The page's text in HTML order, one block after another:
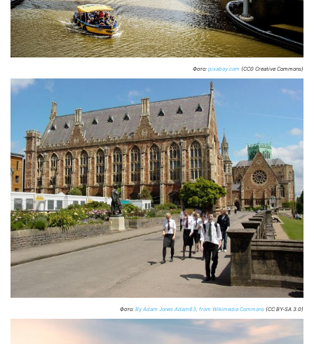
Фото: pixabay.com (CC0 Creative Commons)
Фото: By Adam Jones Adam63, from Wikimedia Commons (CC BY-SA 3.0)